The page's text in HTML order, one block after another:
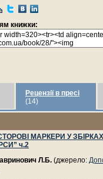
книжки:
Рецензії в пресі
(14)
МАРКЕРИ У
ч.2
Л.Б. (джерело: